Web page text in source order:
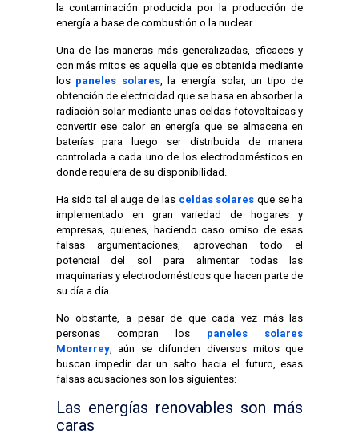
la contaminación producida por la producción de
energía a base de combustión o la nuclear.
Una de las maneras más generalizadas, eficaces y
con más mitos es aquella que es obtenida mediante
los paneles solares, la energía solar, un tipo de
obtención de electricidad que se basa en absorber la
radiación solar mediante unas celdas fotovoltaicas y
convertir ese calor en energía que se almacena en
baterías para luego ser distribuida de manera
controlada a cada uno de los electrodomésticos en
donde requiera de su disponibilidad.
Ha sido tal el auge de las celdas solares que se ha
implementado en gran variedad de hogares y
empresas, quienes, haciendo caso omiso de esas
falsas argumentaciones, aprovechan todo el
potencial del sol para alimentar todas las
maquinarias y electrodomésticos que hacen parte de
su día a día.
No obstante, a pesar de que cada vez más las
personas compran los paneles solares
Monterrey, aún se difunden diversos mitos que
buscan impedir dar un salto hacia el futuro, esas
falsas acusaciones son los siguientes:
Las energías renovables son más
caras